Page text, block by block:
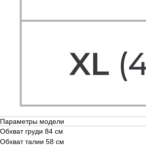
Параметры модели
Обхват груди 84 см
Обхват талии 58 см
ПРИМЕНЕНИЕ СКИДОК
О CLOSER COUTURE
Подпишитесь на новостную рассылку и получите скидку